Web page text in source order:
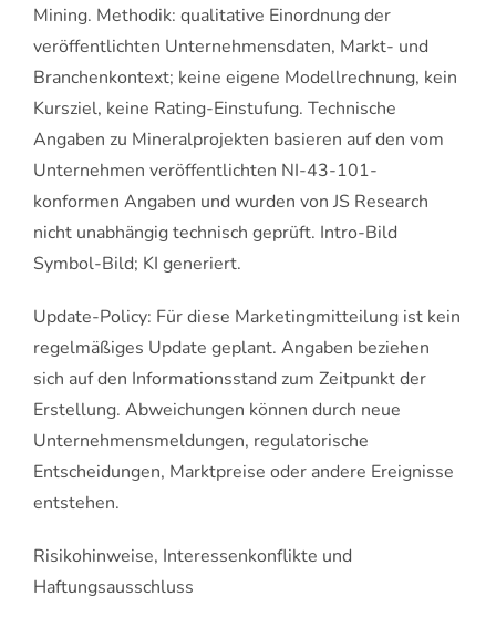
Mining. Methodik: qualitative Einordnung der
veröffentlichten Unternehmensdaten, Markt- und
Branchenkontext; keine eigene Modellrechnung, kein
Kursziel, keine Rating-Einstufung. Technische
Angaben zu Mineralprojekten basieren auf den vom
Unternehmen veröffentlichten NI-43-101-
konformen Angaben und wurden von JS Research
nicht unabhängig technisch geprüft. Intro-Bild
Symbol-Bild; KI generiert.
Update-Policy: Für diese Marketingmitteilung ist kein
regelmäßiges Update geplant. Angaben beziehen
sich auf den Informationsstand zum Zeitpunkt der
Erstellung. Abweichungen können durch neue
Unternehmensmeldungen, regulatorische
Entscheidungen, Marktpreise oder andere Ereignisse
entstehen.
Risikohinweise, Interessenkonflikte und
Haftungsausschluss